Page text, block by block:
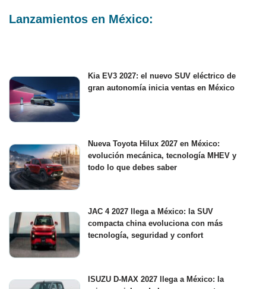
Lanzamientos en México:
Kia EV3 2027: el nuevo SUV eléctrico de
gran autonomía inicia ventas en México
Nueva Toyota Hilux 2027 en México:
evolución mecánica, tecnología MHEV y
todo lo que debes saber
JAC 4 2027 llega a México: la SUV
compacta china evoluciona con más
tecnología, seguridad y confort
ISUZU D-MAX 2027 llega a México: la